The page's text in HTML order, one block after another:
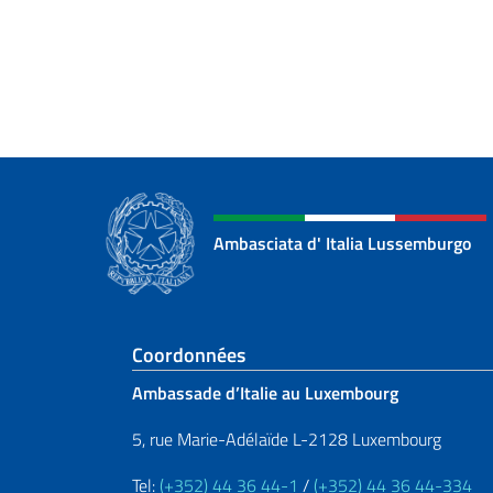
Ambasciata d' Italia Lussemburgo
Section de pied de
Coordonnées
Ambassade d’Italie au Luxembourg
5, rue Marie-Adélaïde L-2128 Luxembourg
Tel: (+352) 44 36 44-1 / (+352) 44 36 44-334